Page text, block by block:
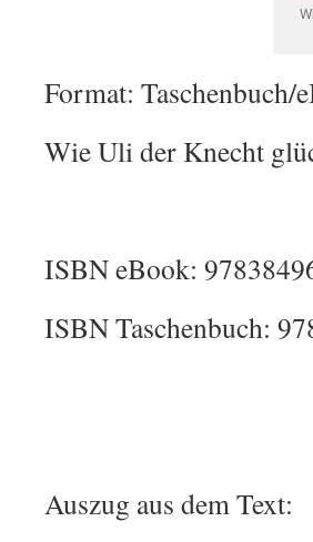
Format: Taschenbuch/
Wie Uli der Knecht
ISBN eBook:
ISBN Taschenbuch:
Auszug aus dem Text: